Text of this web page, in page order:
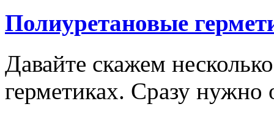
Полиуретановые
Давайте скажем
герметиках. Сразу нужно